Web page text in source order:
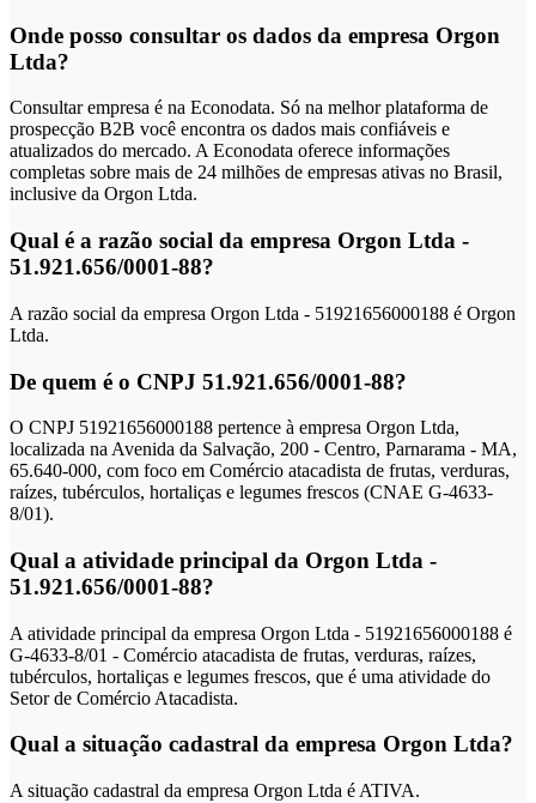
Onde posso consultar os dados da empresa Orgon
Ltda?
Consultar empresa é na Econodata. Só na melhor plataforma de
prospecção B2B você encontra os dados mais confiáveis e
atualizados do mercado. A Econodata oferece informações
completas sobre mais de 24 milhões de empresas ativas no Brasil,
inclusive da Orgon Ltda.
Qual é a razão social da empresa Orgon Ltda -
51.921.656/0001-88?
A razão social da empresa Orgon Ltda - 51921656000188 é Orgon
Ltda.
De quem é o CNPJ 51.921.656/0001-88?
O CNPJ 51921656000188 pertence à empresa Orgon Ltda,
localizada na Avenida da Salvação, 200 - Centro, Parnarama - MA,
65.640-000, com foco em Comércio atacadista de frutas, verduras,
raízes, tubérculos, hortaliças e legumes frescos (CNAE G-4633-
8/01).
Qual a atividade principal da Orgon Ltda -
51.921.656/0001-88?
A atividade principal da empresa Orgon Ltda - 51921656000188 é
G-4633-8/01 - Comércio atacadista de frutas, verduras, raízes,
tubérculos, hortaliças e legumes frescos, que é uma atividade do
Setor de Comércio Atacadista.
Qual a situação cadastral da empresa Orgon Ltda?
A situação cadastral da empresa Orgon Ltda é ATIVA.